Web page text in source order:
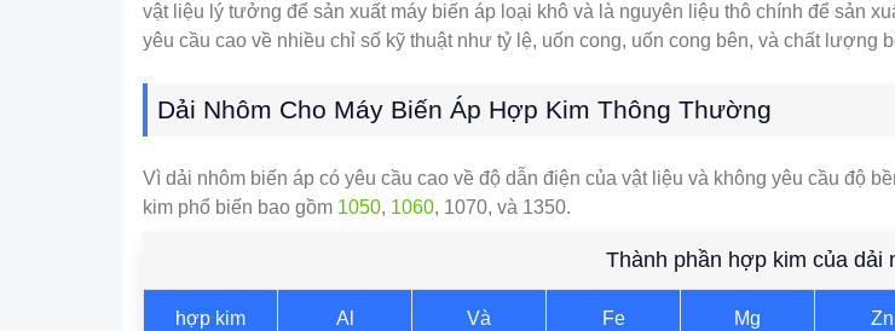
vật liệu lý tưởng để sản xuất máy biến áp loại khô và là nguyên liệu thô chính để sản
yêu cầu cao về nhiều chỉ số kỹ thuật như tỷ lệ, uốn cong, uốn cong bên, và chất lượng
Dải Nhôm Cho Máy Biến Áp Hợp Kim Thông Thường
Vì dải nhôm biến áp có yêu cầu cao về độ dẫn điện của vật liệu và không yêu cầu độ
kim phổ biến bao gồm 1050, 1060, 1070, và 1350.
Thành phần hợp kim của dải
hợp kim Al Và Fe Mg Zn